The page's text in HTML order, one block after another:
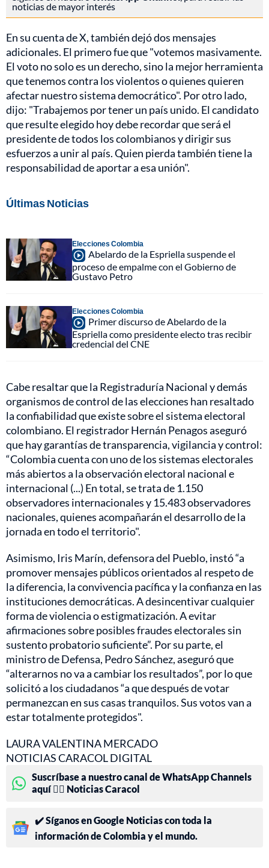
noticias de mayor interés
En su cuenta de X, también dejó dos mensajes
adicionales. El primero fue que "votemos masivamente.
El voto no solo es un derecho, sino la mejor herramienta
que tenemos contra los violentos o quienes quieren
afectar nuestro sistema democrático". Por otro lado,
dijo: "Trabajemos por tener un país unido. El candidato
que resulte elegido hoy debe recordar que será el
presidente de todos los colombianos y dirigir sus
esfuerzos a unir al país. Quien pierda también tiene la
responsabilidad de aportar a esa unión".
Últimas Noticias
Elecciones Colombia
Abelardo de la Espriella suspende el
proceso de empalme con el Gobierno de
Gustavo Petro
Elecciones Colombia
Primer discurso de Abelardo de la
Espriella como presidente electo tras recibir
credencial del CNE
Cabe resaltar que la Registraduría Nacional y demás
organismos de control de las elecciones han resaltado
la confiabilidad que existe sobre el sistema electoral
colombiano. El registrador Hernán Penagos aseguró
que hay garantías de transparencia, vigilancia y control:
“Colombia cuenta con uno de los sistemas electorales
más abiertos a la observación electoral nacional e
internacional (...) En total, se trata de 1.150
observadores internacionales y 15.483 observadores
nacionales, quienes acompañarán el desarrollo de la
jornada en todo el territorio".
Asimismo, Iris Marín, defensora del Pueblo, instó “a
promover mensajes públicos orientados al respeto de
la diferencia, la convivencia pacífica y la confianza en las
instituciones democráticas. A desincentivar cualquier
forma de violencia o estigmatización. A evitar
afirmaciones sobre posibles fraudes electorales sin
sustento probatorio suficiente”. Por su parte, el
ministro de Defensa, Pedro Sánchez, aseguró que
“alterarnos no va a cambiar los resultados”, por lo que
solicitó a los ciudadanos “a que después de votar
permanezcan en sus casas tranquilos. Sus votos van a
estar totalmente protegidos".
LAURA VALENTINA MERCADO
NOTICIAS CARACOL DIGITAL
Suscríbase a nuestro canal de WhatsApp Channels
aquí 👉🏻 Noticias Caracol
✔️ Síganos en Google Noticias con toda la
información de Colombia y el mundo.